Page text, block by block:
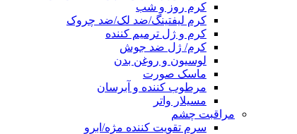
کرم روز و شب
کرم لیفتینگ/ضد لک/ضد چروک
کرم و ژل ترمیم کننده
کرم/ ژل ضد جوش
لوسیون و روغن بدن
ماسک صورت
مرطوب کننده و آبرسان
مسیلار واتر
مراقبت چشم
سرم تقویت کننده مژه/ابرو